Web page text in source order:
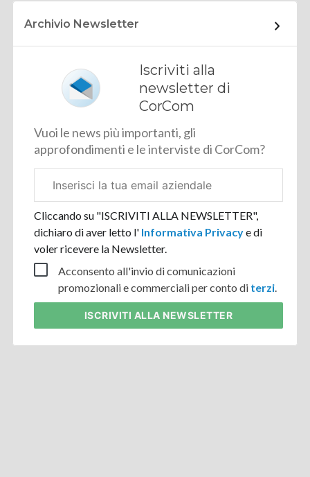
Archivio Newsletter
Iscriviti alla
newsletter di
CorCom
Vuoi le news più importanti, gli
approfondimenti e le interviste di CorCom?
aziendale
Cliccando su "ISCRIVITI ALLA NEWSLETTER",
dichiaro di aver letto l' Informativa Privacye di
voler ricevere la Newsletter.
Acconsento all'invio di comunicazioni
promozionali e commerciali per conto di terzi.
ISCRIVITI ALLA NEWSLETTER